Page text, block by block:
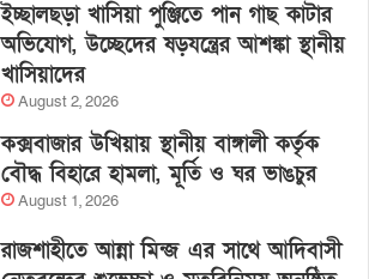
ইচ্ছালছড়া খাসিয়া পুঞ্জিতে পান গাছ কাটার
অভিযোগ, উচ্ছেদের ষড়যন্ত্রের আশঙ্কা স্থানীয়
খাসিয়াদের
August 2, 2026
কক্সবাজার উখিয়ায় স্থানীয় বাঙ্গালী কর্তৃক
বৌদ্ধ বিহারে হামলা, মূর্তি ও ঘর ভাঙচুর
August 1, 2026
রাজশাহীতে আন্না মিন্জ এর সাথে আদিবাসী